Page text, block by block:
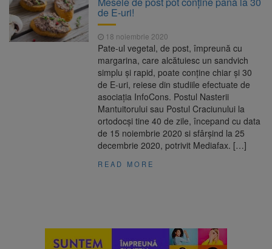
Nivelul Dunării a început să crească
8 august 2026
Asociația Română pentru
Iluminat cere reducerea luminii pe timpul
nopții, nu oprirea iluminatului public
Trafic blocat pe DN1E Brașov
– Poiana Brașov după un accident. Două
persoane primesc îngrijiri medicale
Se schimbă examenul de
medic specialist. Subiecte unice în toată țara,
aceeași oră și același barem
de E-uri!
18 noiembrie 2020
Pate-ul vegetal, de post, împreună cu
margarina, care alcătuiesc un sandvich
simplu și rapid, poate conține chiar și 30
de E-uri, reiese din studiile efectuate de
asociația InfoCons. Postul Nasterii
Mantuitorului sau Postul Craciunului la
ortodocși tine 40 de zile, începand cu data
de 15 noiembrie 2020 si sfârșind la 25
decembrie 2020, potrivit Mediafax. […]
READ MORE